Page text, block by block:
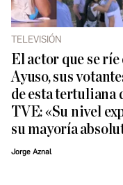
TELEVISIÓN
El actor que se ríe
Ayuso, sus
de esta tertuliana
TVE: «Su nivel
su mayoría
Jorge Aznal